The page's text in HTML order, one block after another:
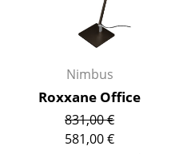
Bürodrehstühle
Konferenzstühle
Bürosessel
Einzelteile
... alle Sitzmöbel
Nimbus
Roxxane Office
831,00 €
581,00 €